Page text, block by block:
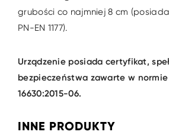
grubości co najmniej 8 cm
PN-EN 1177).
Urządzenie posiada certyfikat,
bezpieczeństwa zawarte w normie
16630:2015-06.
INNE PRODUKTY